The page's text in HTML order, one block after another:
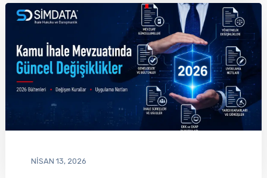
NISAN 13, 2026